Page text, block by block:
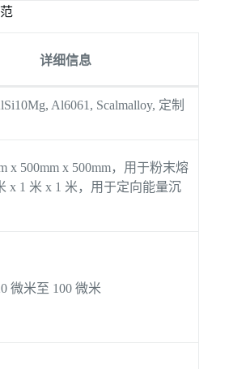
详细信息
Al6061, Scalmalloy, 定制
x 500mm x 500mm，用于粉末熔
x 1 米 x 1 米，用于定向能量沉
微米至 100 微米